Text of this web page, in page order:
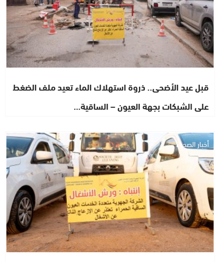
قبل عيد الأضحى.. ذروة استهلاك الماء تعيد ملف الضغط
على الشبكات بجهة العيون – الساقية…
أخبار الصحراء